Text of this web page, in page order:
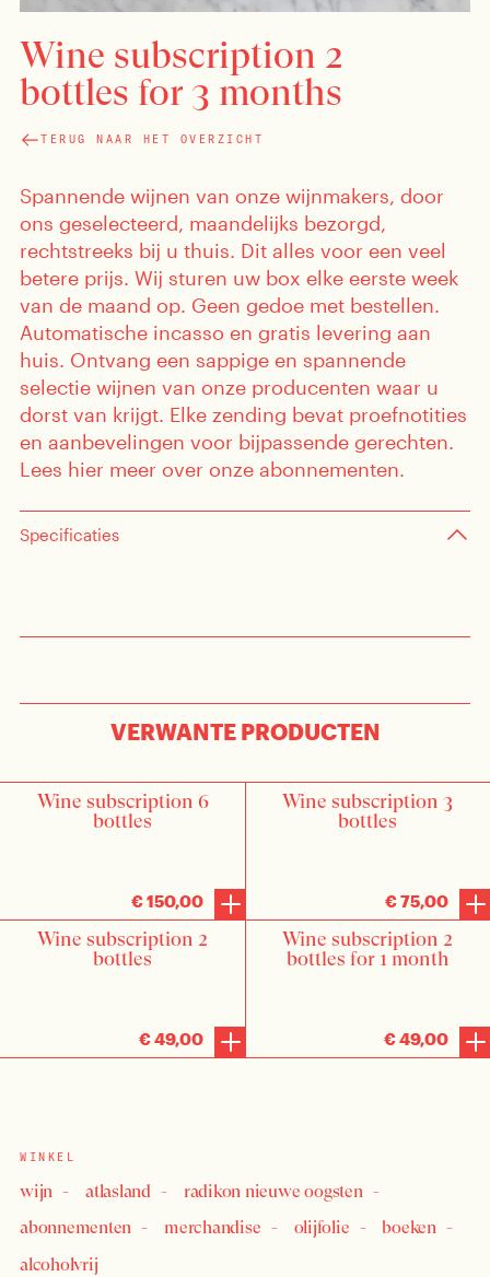
Wine subscription 2
bottles for 3 months
TERUG NAAR HET OVERZICHT
Spannende wijnen van onze wijnmakers, door
ons geselecteerd, maandelijks bezorgd,
rechtstreeks bij u thuis. Dit alles voor een veel
betere prijs. Wij sturen uw box elke eerste week
van de maand op. Geen gedoe met bestellen.
Automatische incasso en gratis levering aan
huis. Ontvang een sappige en spannende
selectie wijnen van onze producenten waar u
dorst van krijgt. Elke zending bevat proefnotities
en aanbevelingen voor bijpassende gerechten.
Lees hier meer over onze abonnementen.
Specificaties
VERWANTE PRODUCTEN
Wine subscription 6
bottles
€ 150,00
Wine subscription 3
bottles
€ 75,00
Wine subscription 2
bottles
€ 49,00
Wine subscription 2
bottles for 1 month
€ 49,00
WINKEL
wijn atlasland
radikon nieuwe oogsten
abonnementen
merchandise olijfolie
boeken
alcoholvrij